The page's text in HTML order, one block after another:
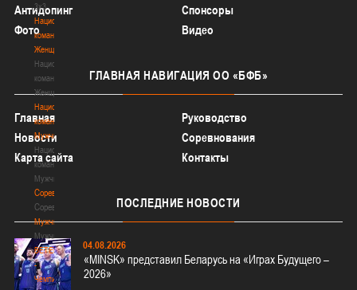
3х3
Национальная
команда.
Женщины
Национальная
команда.
Женщины
Национальная
команда.
Мужчины
Национальная
команда.
Мужчины
Соревнования
Соревнования
Мужчины
Мужчины
BETERA
-
Чемпионат
Антидопинг
Спонсоры
Фото
Видео
ГЛАВНАЯ НАВИГАЦИЯ ОО «БФБ»
Главная
Руководство
Новости
Соревнования
Карта сайта
Контакты
ПОСЛЕДНИЕ НОВОСТИ
04.08.2026
«MINSK» представил Беларусь на «Играх Будущего –
2026»